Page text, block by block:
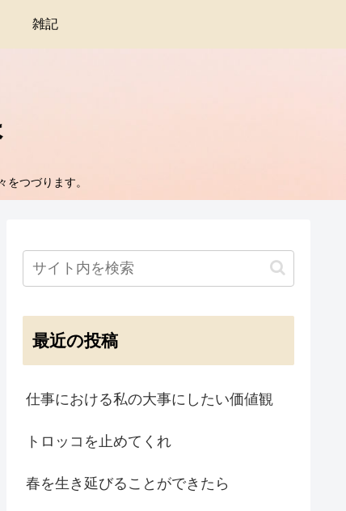
つづります。
雑記
最近の投稿
仕事における私の大事にしたい価値観
トロッコを止めてくれ
春を生き延びることができたら